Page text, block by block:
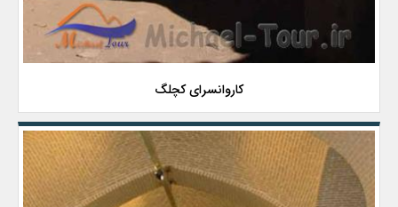
کاروانسرای کچلگ